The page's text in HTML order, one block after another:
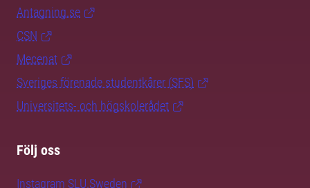
Antagning.se
CSN
Mecenat
Sveriges förenade studentkårer (SFS)
Universitets- och högskolerådet
Följ oss
Instagram SLU.Sweden